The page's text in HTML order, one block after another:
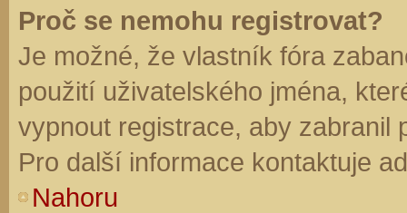
Proč se nemohu registrovat?
Je možné, že vlastník fóra
použití uživatelského jména,
vypnout registrace, aby zabranil
Pro další informace kontaktuje
Nahoru